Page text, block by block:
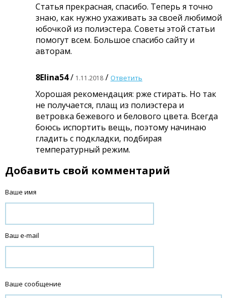
Статья прекрасная, спасибо. Теперь я точно
знаю, как нужно ухаживать за своей любимой
юбочкой из полиэстера. Советы этой статьи
помогут всем. Большое спасибо сайту и
авторам.
8Elina54/ 1.11.2018 / Ответить
Хорошая рекомендация: рже стирать. Но так
не получается, плащ из полиэстера и
ветровка бежевого и белового цвета. Всегда
боюсь испортить вещь, поэтому начинаю
гладить с подкладки, подбирая
температурный режим.
Добавить свой комментарий
Ваше имя
Ваш e-mail
Ваше сообщение